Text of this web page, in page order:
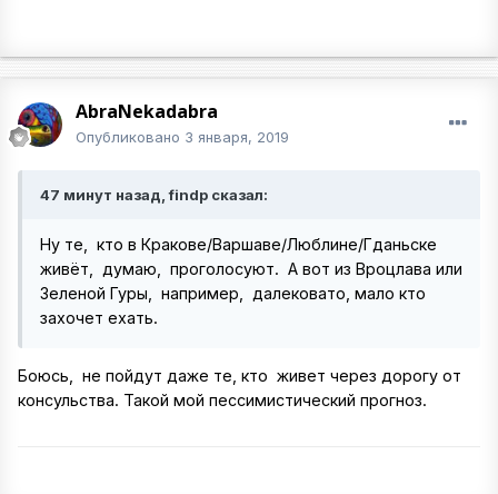
AbraNekadabra
Опубликовано 3 января, 2019
47 минут назад, findp сказал:
Ну те, кто в Кракове/Варшаве/Люблине/Гданьске
живёт, думаю, проголосуют. А вот из Вроцлава или
Зеленой Гуры, например, далековато, мало кто
захочет ехать.
Боюсь, не пойдут даже те, кто живет через дорогу от
консульства. Такой мой пессимистический прогноз.